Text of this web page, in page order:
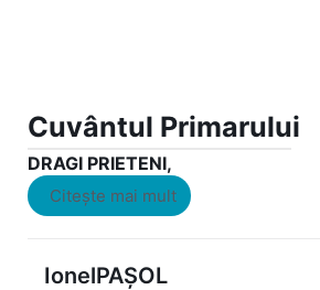
Cuvântul Primarului
DRAGI PRIETENI,
Citește mai mult
IonelPAȘOL